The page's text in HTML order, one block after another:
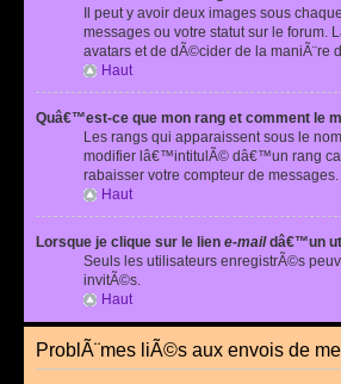
Il peut y avoir deux images sous
messages ou votre statut sur le
avatars et de dÃ©cider de la
Haut
Quâ€™est-ce que mon rang et comment le
Les rangs qui apparaissent sous le
modifier lâ€™intitulÃ© dâ€™un rang
rabaisser votre compteur de messages.
Haut
Lorsque je clique sur le lien e-maildâ€™un
Seuls les utilisateurs enregistrÃ©s
invitÃ©s.
Haut
ProblÃ¨mes liÃ©s aux envois de